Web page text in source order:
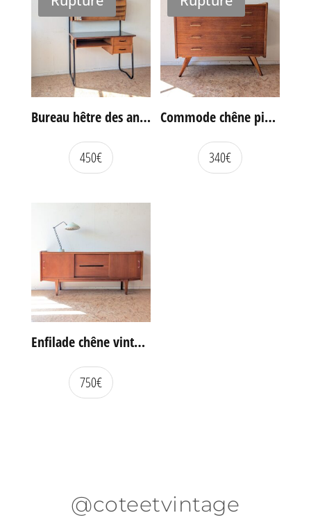
Bureau hêtre des années 60
450€
Commode chêne pieds compas vintage
340€
Enfilade chêne vintage portes coulissantes
750€
@coteetvintage